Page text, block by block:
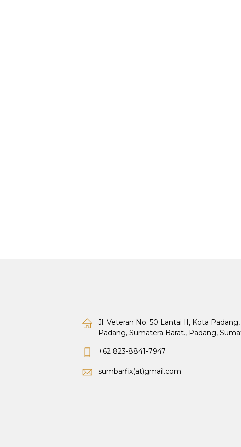
Jl. Veteran No. 50 Lantai II, Kota
Padang, Sumatera Barat., Padang,
+62 823-8841-7947
sumbarfix(at)gmail.com